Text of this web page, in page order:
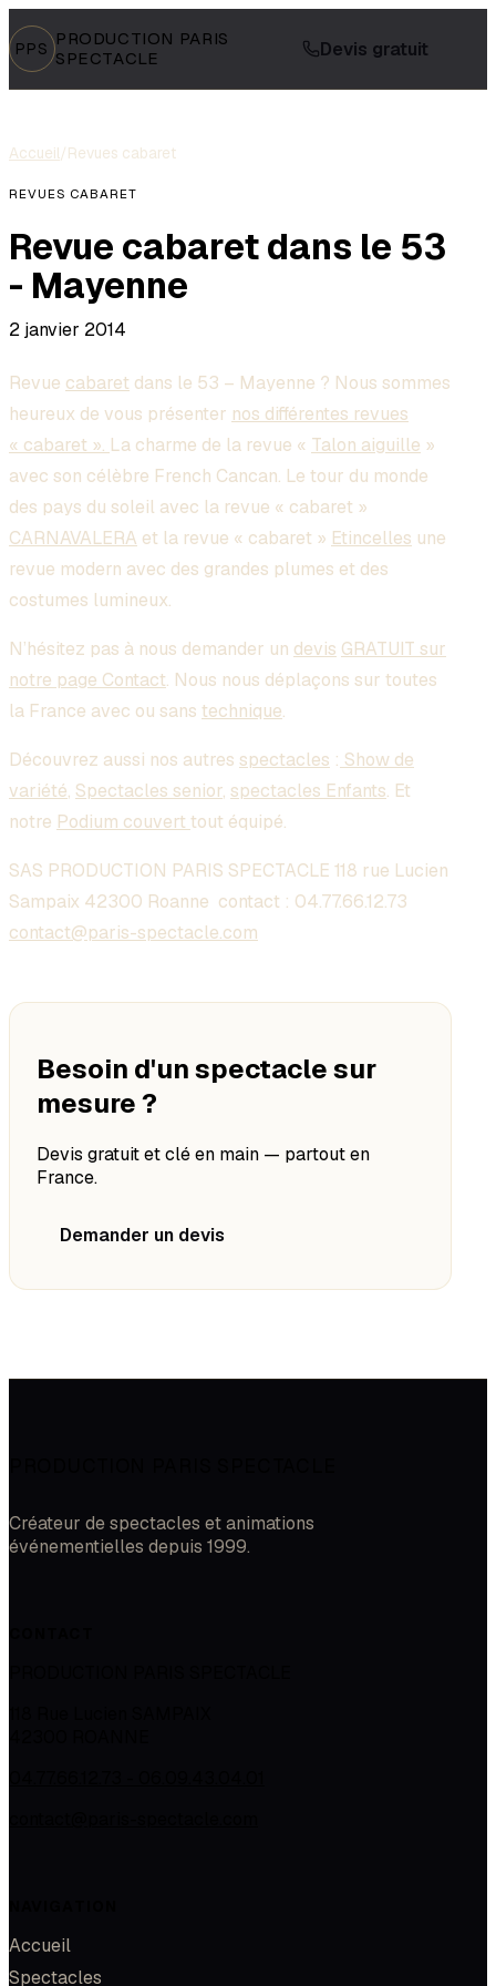
PPS PRODUCTION PARIS
SPECTACLE
Devis gratuit
Accueil/Revues cabaret
REVUES CABARET
Revue cabaret dans le 53
- Mayenne
2 janvier 2014
Revue cabaret dans le 53 – Mayenne ? Nous sommes
heureux de vous présenter nos différentes revues
« cabaret ». La charme de la revue « Talon aiguille »
avec son célèbre French Cancan. Le tour du monde
des pays du soleil avec la revue « cabaret »
CARNAVALERA et la revue « cabaret » Etincelles une
revue modern avec des grandes plumes et des
costumes lumineux.
N’hésitez pas à nous demander un devis GRATUIT sur
notre page Contact. Nous nous déplaçons sur toutes
la France avec ou sans technique.
Découvrez aussi nos autres spectacles : Show de
variété, Spectacles senior, spectacles Enfants. Et
notre Podium couvert tout équipé.
SAS PRODUCTION PARIS SPECTACLE 118 rue Lucien
Sampaix 42300 Roanne contact : 04.77.66.12.73
contact@paris-spectacle.com
Besoin d'un spectacle sur
mesure ?
Devis gratuit et clé en main — partout en
France.
Demander un devis
Créateur de spectacles et animations
événementielles depuis 1999.
Accueil
Spectacles